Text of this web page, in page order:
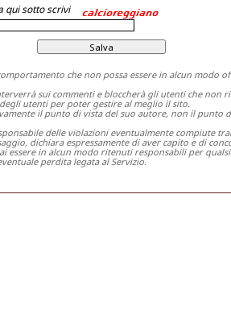
qui sotto scrivi
che non possa essere in alcun modo
sui commenti e bloccherà gli utenti che non
utenti per poter gestire al meglio il sito.
il punto di vista del suo autore, non il punto
delle violazioni eventualmente compiute
dichiara espressamente di aver capito e di
essere in alcun modo ritenuti responsabili per
perdita legata al Servizio.